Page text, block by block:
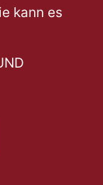
kann es